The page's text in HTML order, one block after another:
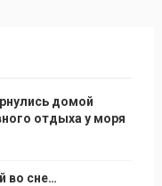
домой
отдыха у моря
во сне…